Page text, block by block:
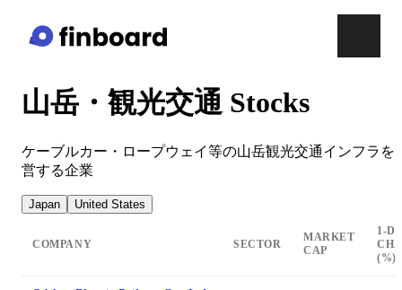
山岳・観光交通 Stocks
ケーブルカー・ロープウェイ等の山岳観光交通インフラを
営する企業
Japan United States
COMPANY SECTOR
MARKET
CAP
1-
(%)